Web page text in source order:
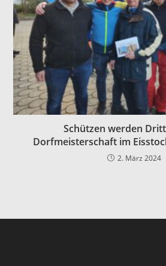
Schützen werden
Dorfmeisterschaft im
2. März 2024